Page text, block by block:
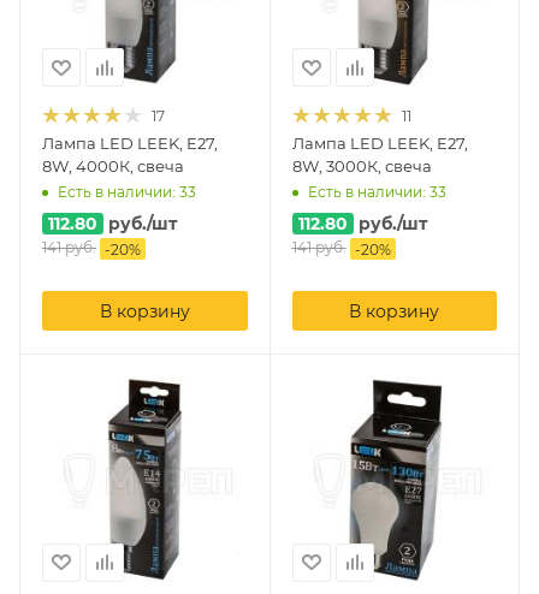
17
Лампа LED LEEK, E27,
8W, 4000К, свеча
Есть в наличии: 33
112.80 руб./шт
141руб. -20%
В корзину
11
Лампа LED LEEK, E27,
8W, 3000К, свеча
Есть в наличии: 33
112.80 руб./шт
141руб. -20%
В корзину